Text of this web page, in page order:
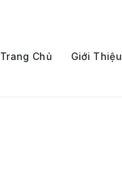
Trang Chủ Giới Thiệu